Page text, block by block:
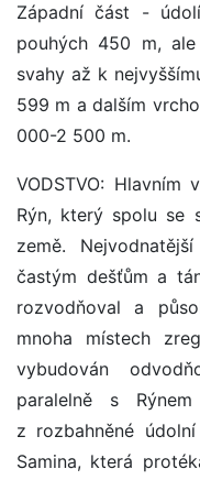
Západní část -
pouhých 450 m,
svahy až k
599 m a dalším
000-2 500 m.
VODSTVO: Hlavním
Rýn, který spolu se
země.
častým dešťům a
rozvodňoval a
mnoha místech
vybudován
paralelně s
z rozbahněné
Samina, která